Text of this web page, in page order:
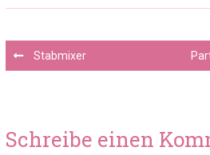
Post
navigation
Stabmixer
Schreibe einen